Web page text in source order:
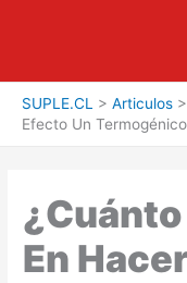
SUPLE.CL > Articulos >
Efecto Un
En